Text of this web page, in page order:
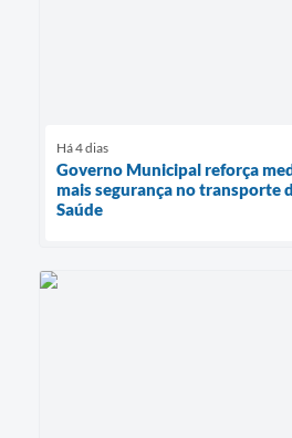
Há 4 dias
Governo Municipal reforça
mais segurança no transporte
Saúde